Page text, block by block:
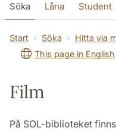
Söka Låna Student
Forskare/doktorand
Om oss
Start Söka Hitta via
This page in English
Film
På SOL-biblioteket